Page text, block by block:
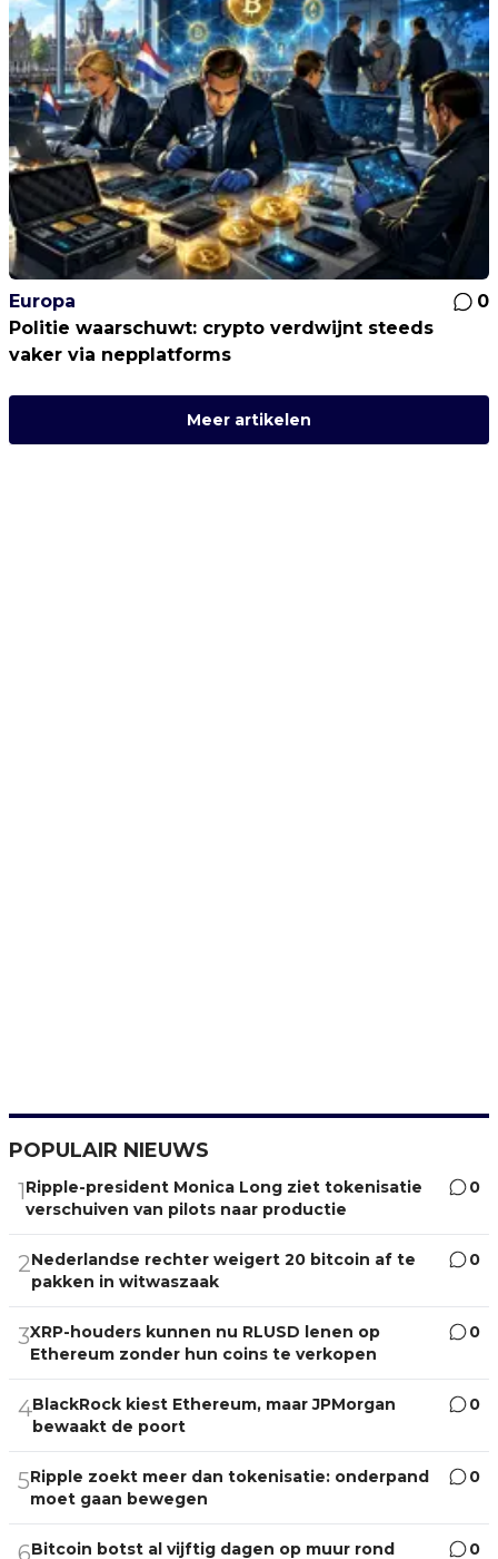
Europa
0
Politie waarschuwt: crypto verdwijnt steeds
vaker via nepplatforms
Meer artikelen
POPULAIR NIEUWS
1Ripple-president Monica Long ziet tokenisatie
verschuiven van pilots naar productie
0
2Nederlandse rechter weigert 20 bitcoin af te
pakken in witwaszaak
0
3XRP-houders kunnen nu RLUSD lenen op
Ethereum zonder hun coins te verkopen
0
4BlackRock kiest Ethereum, maar JPMorgan
bewaakt de poort
0
5Ripple zoekt meer dan tokenisatie: onderpand
moet gaan bewegen
0
6Bitcoin botst al vijftig dagen op muur rond
0